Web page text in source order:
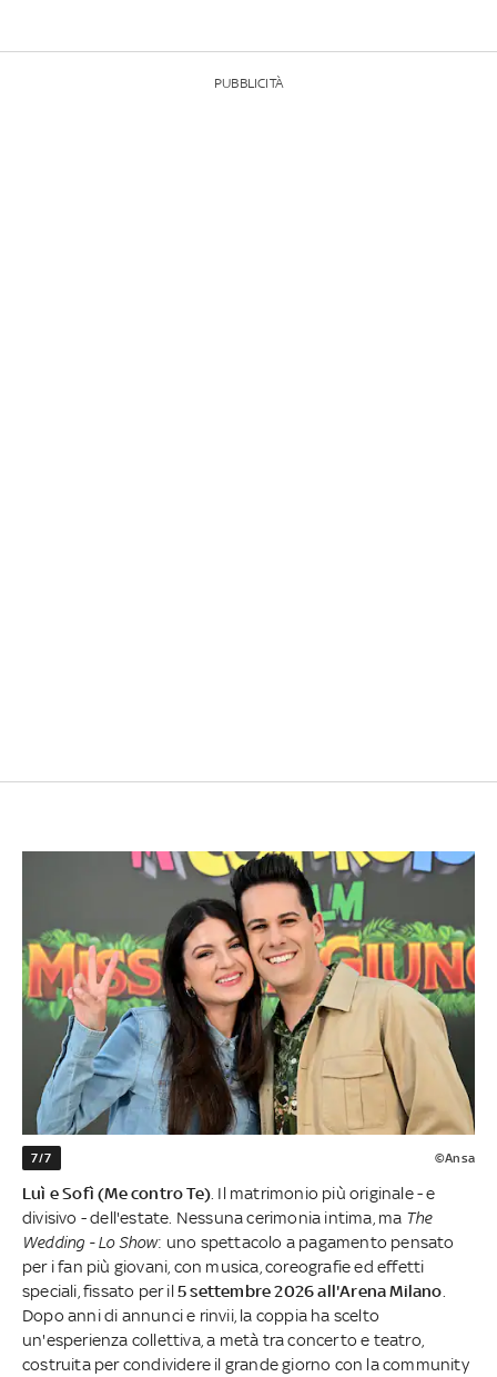
PUBBLICITÀ
7/7 ©Ansa
Luì e Sofì (Me contro Te) . Il matrimonio più originale - e
divisivo - dell'estate. Nessuna cerimonia intima, ma The
Wedding - Lo Show: uno spettacolo a pagamento pensato
per i fan più giovani, con musica, coreografie ed effetti
speciali, fissato per il5 settembre 2026 all'Arena Milano
Dopo anni di annunci e rinvii, la coppia ha scelto
un'esperienza collettiva, a metà tra concerto e teatro,
costruita per condividere il grande giorno con la community